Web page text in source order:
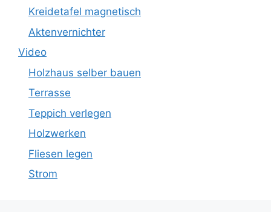
Kreidetafel magnetisch
Aktenvernichter
Video
Holzhaus selber bauen
Terrasse
Teppich verlegen
Holzwerken
Fliesen legen
Strom